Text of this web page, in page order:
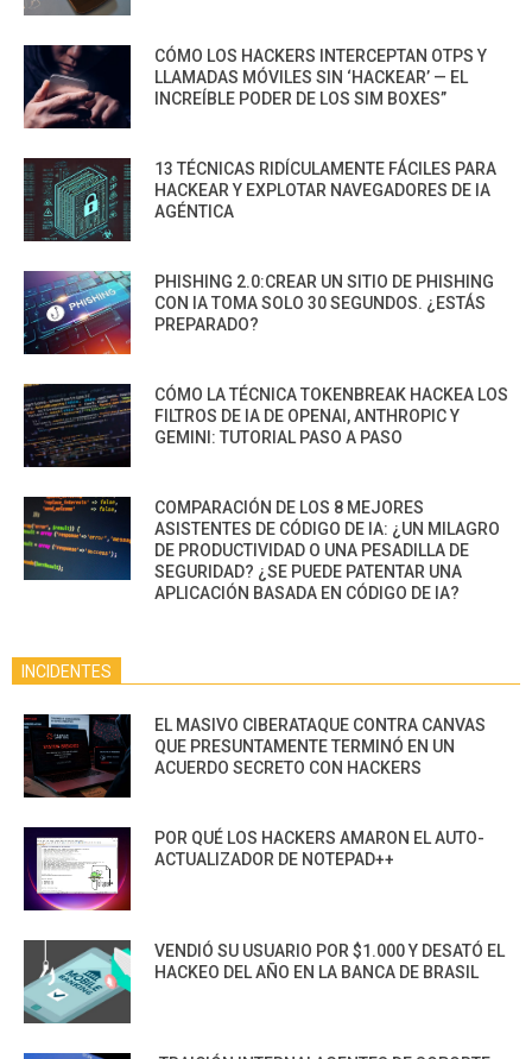
CÓMO LOS HACKERS INTERCEPTAN OTPS Y
LLAMADAS MÓVILES SIN ‘HACKEAR’ — EL
INCREÍBLE PODER DE LOS SIM BOXES”
13 TÉCNICAS RIDÍCULAMENTE FÁCILES PARA
HACKEAR Y EXPLOTAR NAVEGADORES DE IA
AGÉNTICA
PHISHING 2.0:CREAR UN SITIO DE PHISHING
CON IA TOMA SOLO 30 SEGUNDOS. ¿ESTÁS
PREPARADO?
CÓMO LA TÉCNICA TOKENBREAK HACKEA LOS
FILTROS DE IA DE OPENAI, ANTHROPIC Y
GEMINI: TUTORIAL PASO A PASO
COMPARACIÓN DE LOS 8 MEJORES
ASISTENTES DE CÓDIGO DE IA: ¿UN MILAGRO
DE PRODUCTIVIDAD O UNA PESADILLA DE
SEGURIDAD? ¿SE PUEDE PATENTAR UNA
APLICACIÓN BASADA EN CÓDIGO DE IA?
INCIDENTES
EL MASIVO CIBERATAQUE CONTRA CANVAS
QUE PRESUNTAMENTE TERMINÓ EN UN
ACUERDO SECRETO CON HACKERS
POR QUÉ LOS HACKERS AMARON EL AUTO-
ACTUALIZADOR DE NOTEPAD++
VENDIÓ SU USUARIO POR $1.000 Y DESATÓ EL
HACKEO DEL AÑO EN LA BANCA DE BRASIL